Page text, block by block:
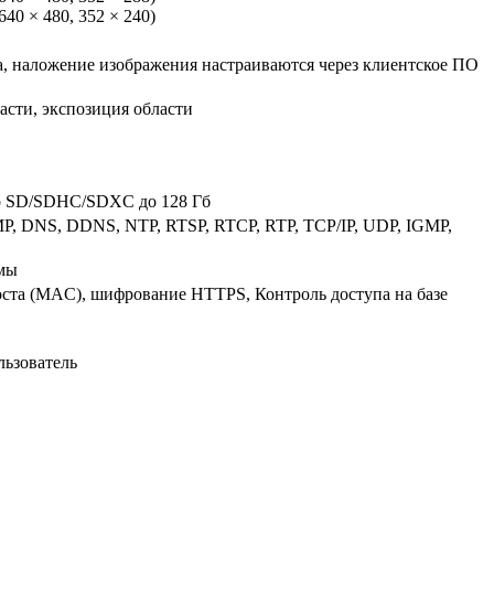
× 480, 352 × 240)
наложение изображения настраиваются через клиентское ПО
экспозиция области
SDHC/SDXC до 128 Гб
DNS, DDNS, NTP, RTSP, RTCP, RTP, TCP/IP, UDP, IGMP,
(MAC), шифрование HTTPS, Контроль доступа на базе